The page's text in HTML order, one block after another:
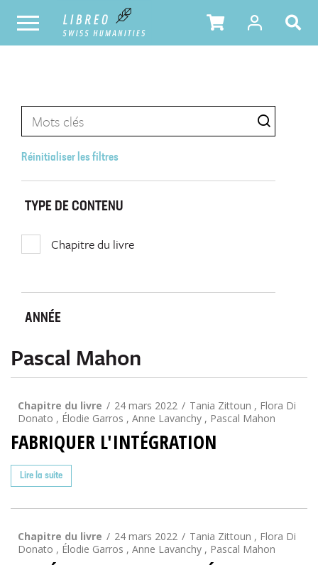
Réinitialiser les filtres
TYPE DE CONTENU
Chapitre du livre
ANNÉE
Pascal Mahon
Chapitre du livre 24 mars 2022
Tania Zittoun , Flora Di
Donato , Élodie Garros , Anne Lavanchy , Pascal Mahon
FABRIQUER L'INTÉGRATION
Lire la suite
Chapitre du livre 24 mars 2022
Tania Zittoun , Flora Di
Donato , Élodie Garros , Anne Lavanchy , Pascal Mahon